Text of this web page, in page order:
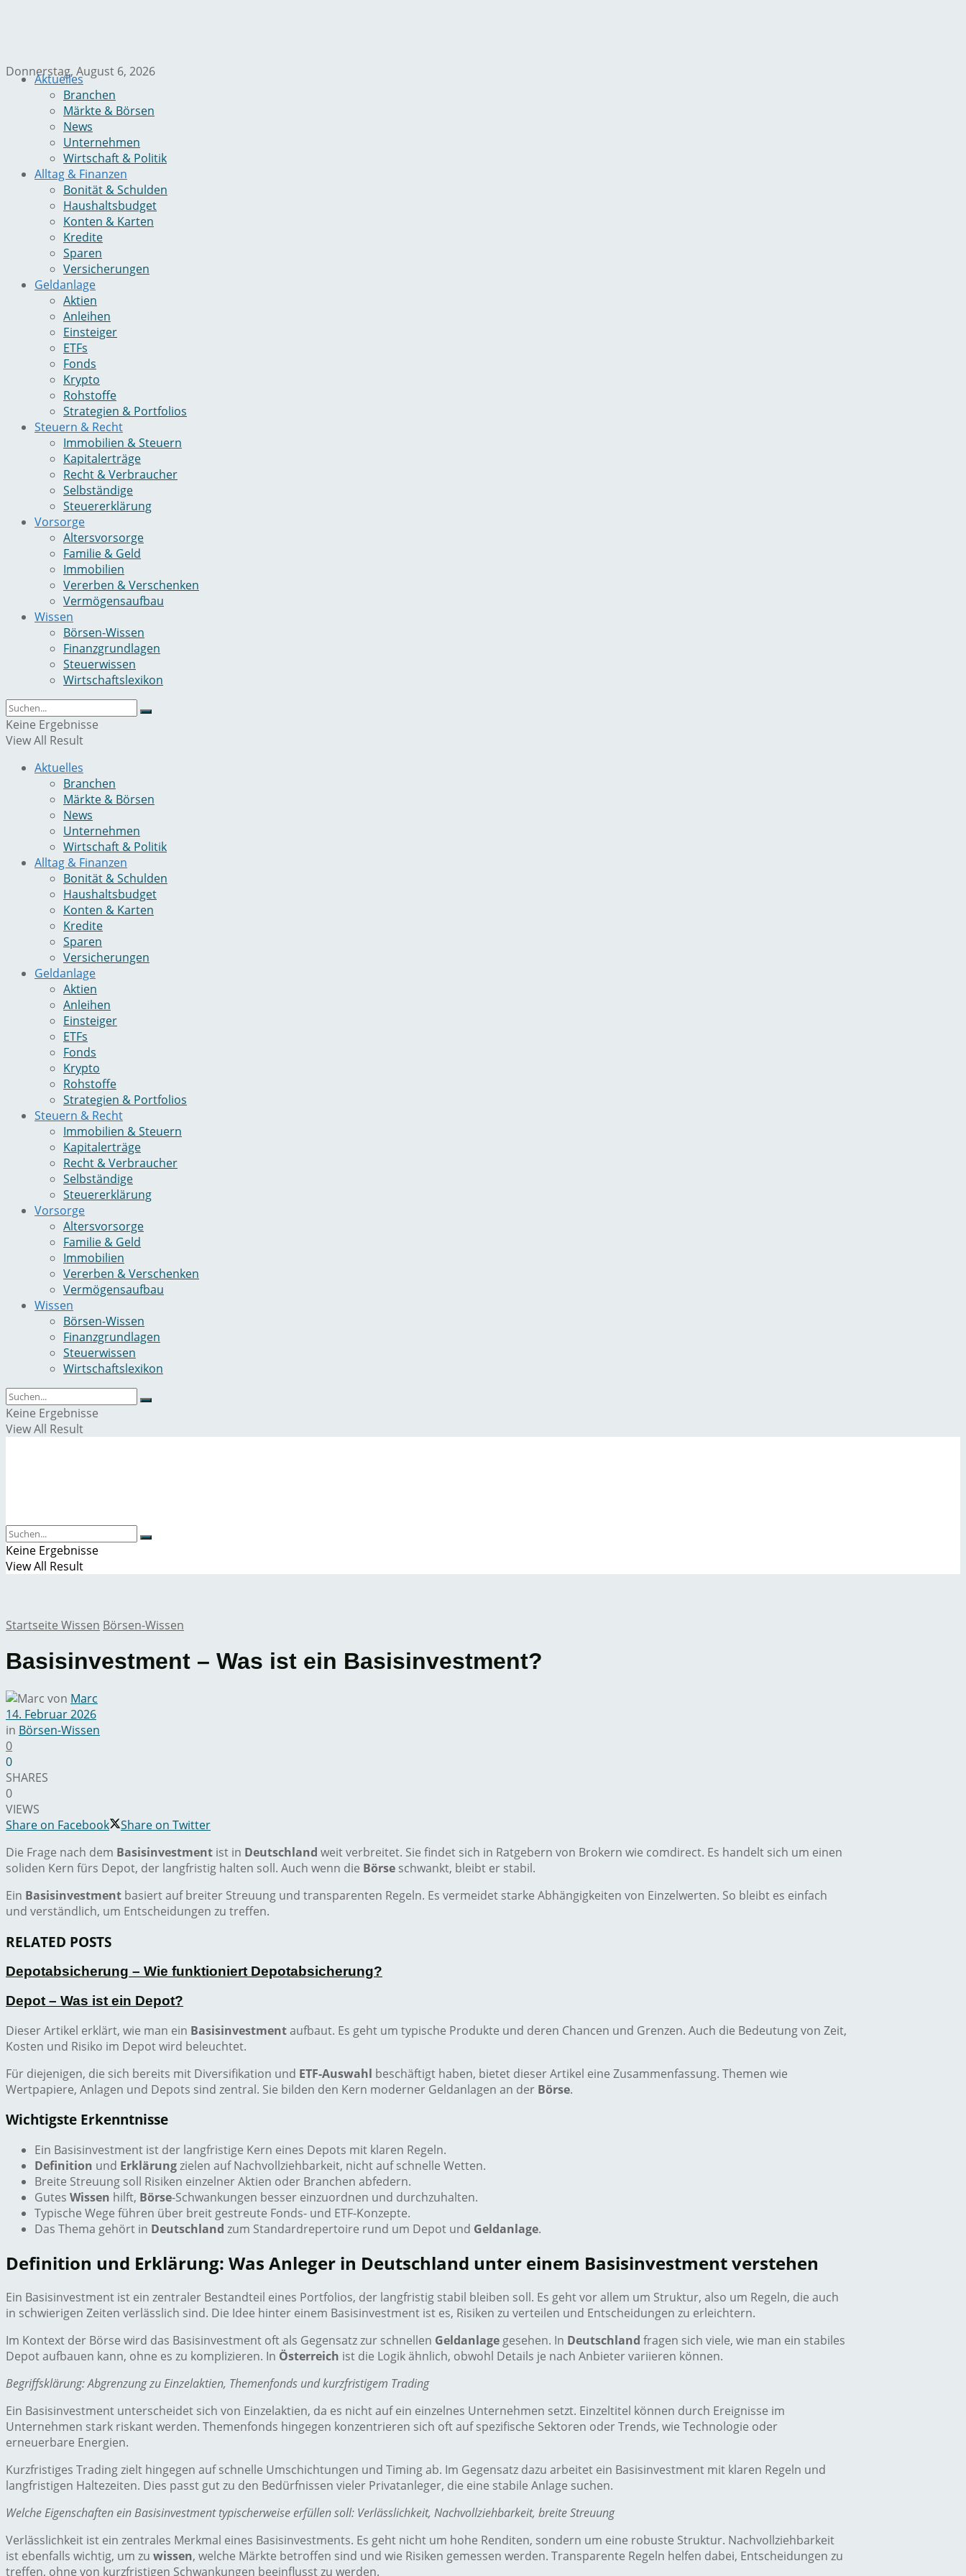
Donnerstag, August 6, 2026
Aktuelles
Branchen
Märkte & Börsen
News
Unternehmen
Wirtschaft & Politik
Alltag & Finanzen
Bonität & Schulden
Haushaltsbudget
Konten & Karten
Kredite
Sparen
Versicherungen
Geldanlage
Aktien
Anleihen
Einsteiger
ETFs
Fonds
Krypto
Rohstoffe
Strategien & Portfolios
Steuern & Recht
Immobilien & Steuern
Kapitalerträge
Recht & Verbraucher
Selbständige
Steuererklärung
Vorsorge
Altersvorsorge
Familie & Geld
Immobilien
Vererben & Verschenken
Vermögensaufbau
Wissen
Börsen-Wissen
Finanzgrundlagen
Steuerwissen
Wirtschaftslexikon
Keine Ergebnisse
View All Result
Aktuelles
Branchen
Märkte & Börsen
News
Unternehmen
Wirtschaft & Politik
Alltag & Finanzen
Bonität & Schulden
Haushaltsbudget
Konten & Karten
Kredite
Sparen
Versicherungen
Geldanlage
Aktien
Anleihen
Einsteiger
ETFs
Fonds
Krypto
Rohstoffe
Strategien & Portfolios
Steuern & Recht
Immobilien & Steuern
Kapitalerträge
Recht & Verbraucher
Selbständige
Steuererklärung
Vorsorge
Altersvorsorge
Familie & Geld
Immobilien
Vererben & Verschenken
Vermögensaufbau
Wissen
Börsen-Wissen
Finanzgrundlagen
Steuerwissen
Wirtschaftslexikon
Keine Ergebnisse
View All Result
Keine Ergebnisse
View All Result
Startseite Wissen Börsen-Wissen
Basisinvestment – Was ist ein Basisinvestment?
von Marc
14. Februar 2026
in Börsen-Wissen
0
0
SHARES
0
VIEWS
Share on Facebook
Share on Twitter
Die Frage nach dem Basisinvestment ist in Deutschland weit verbreitet. Sie findet sich in Ratgebern von Brokern wie comdirect. Es handelt sich um einen
soliden Kern fürs Depot, der langfristig halten soll. Auch wenn die Börse schwankt, bleibt er stabil.
Ein Basisinvestment basiert auf breiter Streuung und transparenten Regeln. Es vermeidet starke Abhängigkeiten von Einzelwerten. So bleibt es einfach
und verständlich, um Entscheidungen zu treffen.
RELATED POSTS
Depotabsicherung – Wie funktioniert Depotabsicherung?
Depot – Was ist ein Depot?
Dieser Artikel erklärt, wie man ein Basisinvestmentaufbaut. Es geht um typische Produkte und deren Chancen und Grenzen. Auch die Bedeutung von Zeit,
Kosten und Risiko im Depot wird beleuchtet.
Für diejenigen, die sich bereits mit Diversifikation und ETF-Auswahl beschäftigt haben, bietet dieser Artikel eine Zusammenfassung. Themen wie
Wertpapiere, Anlagen und Depots sind zentral. Sie bilden den Kern moderner Geldanlagen an der Börse.
Wichtigste Erkenntnisse
Ein Basisinvestment ist der langfristige Kern eines Depots mit klaren Regeln.
Definition und Erklärungzielen auf Nachvollziehbarkeit, nicht auf schnelle Wetten.
Breite Streuung soll Risiken einzelner Aktien oder Branchen abfedern.
Gutes Wissen hilft, Börse-Schwankungen besser einzuordnen und durchzuhalten.
Typische Wege führen über breit gestreute Fonds- und ETF-Konzepte.
Das Thema gehört in Deutschland zum Standardrepertoire rund um Depot und Geldanlage.
Definition und Erklärung: Was Anleger in Deutschland unter einem Basisinvestment verstehen
Ein Basisinvestment ist ein zentraler Bestandteil eines Portfolios, der langfristig stabil bleiben soll. Es geht vor allem um Struktur, also um Regeln, die auch
in schwierigen Zeiten verlässlich sind. Die Idee hinter einem Basisinvestment ist es, Risiken zu verteilen und Entscheidungen zu erleichtern.
Im Kontext der Börse wird das Basisinvestment oft als Gegensatz zur schnellen Geldanlage gesehen. In Deutschland fragen sich viele, wie man ein stabiles
Depot aufbauen kann, ohne es zu komplizieren. In Österreich ist die Logik ähnlich, obwohl Details je nach Anbieter variieren können.
Begriffsklärung: Abgrenzung zu Einzelaktien, Themenfonds und kurzfristigem Trading
Ein Basisinvestment unterscheidet sich von Einzelaktien, da es nicht auf ein einzelnes Unternehmen setzt. Einzeltitel können durch Ereignisse im
Unternehmen stark riskant werden. Themenfonds hingegen konzentrieren sich oft auf spezifische Sektoren oder Trends, wie Technologie oder
erneuerbare Energien.
Kurzfristiges Trading zielt hingegen auf schnelle Umschichtungen und Timing ab. Im Gegensatz dazu arbeitet ein Basisinvestment mit klaren Regeln und
langfristigen Haltezeiten. Dies passt gut zu den Bedürfnissen vieler Privatanleger, die eine stabile Anlage suchen.
Welche Eigenschaften ein Basisinvestment typischerweise erfüllen soll: Verlässlichkeit, Nachvollziehbarkeit, breite Streuung
Verlässlichkeit ist ein zentrales Merkmal eines Basisinvestments. Es geht nicht um hohe Renditen, sondern um eine robuste Struktur. Nachvollziehbarkeit
ist ebenfalls wichtig, um zu wissen, welche Märkte betroffen sind und wie Risiken gemessen werden. Transparente Regeln helfen dabei, Entscheidungen zu
treffen, ohne von kurzfristigen Schwankungen beeinflusst zu werden.